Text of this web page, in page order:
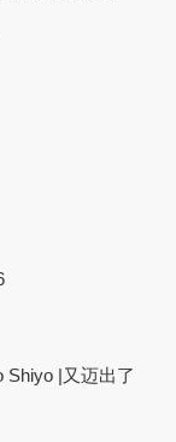
Shiyo |又迈出了